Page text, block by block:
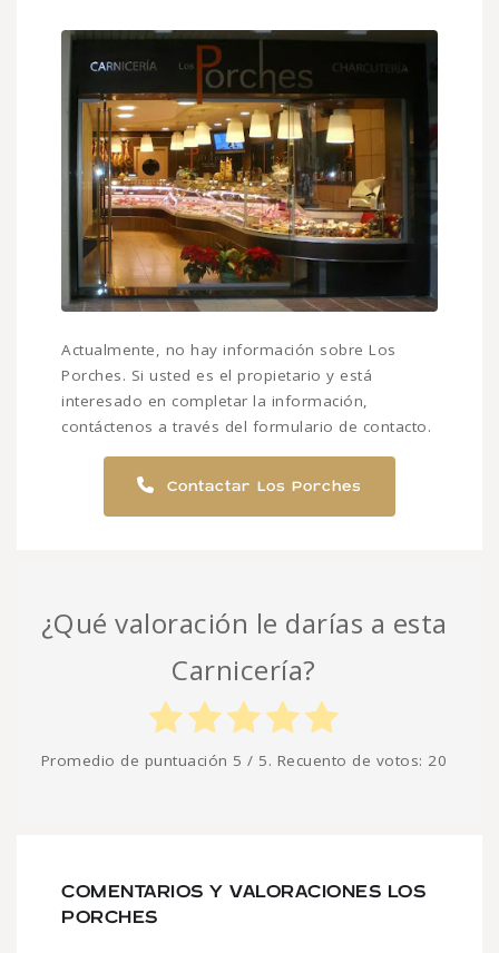
Actualmente, no hay información sobre Los
Porches. Si usted es el propietario y está
interesado en completar la información,
contáctenos a través del formulario de contacto.
Contactar Los Porches
¿Qué valoración le darías a esta
Carnicería?
Promedio de puntuación 5 / 5. Recuento de votos: 20
COMENTARIOS Y VALORACIONES LOS
PORCHES